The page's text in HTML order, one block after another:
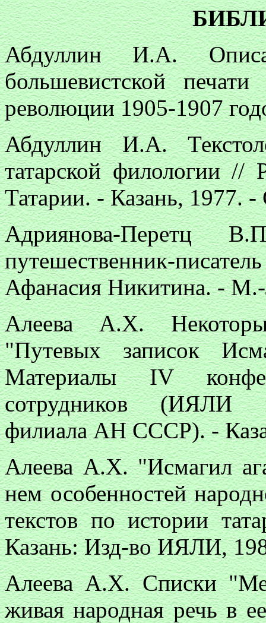
Абдуллин И.А.
большевистской
революции 1905-1907
Абдуллин И.А.
татарской филологии //
Татарии. - Казань, 1977.
Адриянова-Перетц
путешественник-
Афанасия Никитина. -
Алеева А.Х.
"Путевых записок
Материалы IV
сотрудников (ИЯЛИ
филиала АН СССР). -
Алеева А.Х. "Исмагил
нем особенностей
текстов по истории
Казань: Изд-во ИЯЛИ,
Алеева А.Х. Списки
живая народная речь в